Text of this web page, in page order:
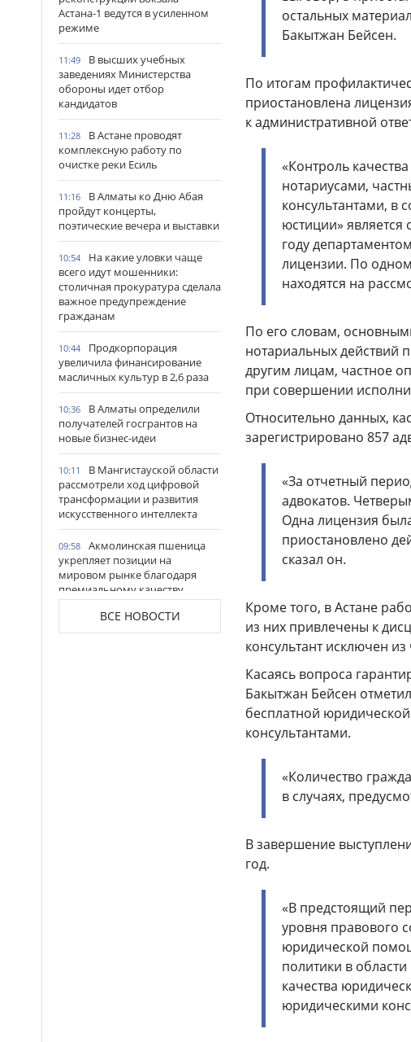
Астана-1 ведутся в усиленном
режиме
11:49
В высших учебных
заведениях Министерства
обороны идет отбор
кандидатов
11:28
В Астане проводят
комплексную работу по
очистке реки Есиль
11:16
В Алматы ко Дню Абая
пройдут концерты,
поэтические вечера и выставки
10:54
На какие уловки чаще
всего идут мошенники:
столичная прокуратура сделала
важное предупреждение
гражданам
10:44
Продкорпорация
увеличила финансирование
масличных культур в 2,6 раза
10:36
В Алматы определили
получателей госгрантов на
новые бизнес-идеи
10:11
В Мангистауской области
рассмотрели ход цифровой
трансформации и развития
искусственного интеллекта
09:58
Акмолинская пшеница
укрепляет позиции на
мировом рынке благодаря
премиальному качеству
В Костанайской области
состоялось открытие
ВСЕ НОВОСТИ
остальных
Бакытжан Бейсен.
По итогам
приостановлена
к административной
«Контроль
нотариусами,
консультантами, в
юстиции» является
году
лицензии. По
находятся на
По его словам,
нотариальных действий
другим лицам, частное
при совершении
Относительно данных,
зарегистрировано 857
«За отчетный
адвокатов.
Одна лицензия
приостановлено
сказал он.
Кроме того, в Астане
из них привлечены к
консультант исключен
Касаясь вопроса
Бакытжан Бейсен
бесплатной
консультантами.
«Количество
в случаях,
В завершение
год.
«В предстоящий
уровня правового
юридической
политики в
качества
юридическими